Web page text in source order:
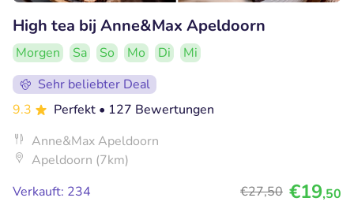
High tea bij Anne&Max Apeldoorn
Morgen Sa So Mo Di
Mi
Sehr beliebter Deal
9.3
Perfekt • 127 Bewertungen
Anne&Max Apeldoorn
Apeldoorn (7km)
Verkauft: 234
€27,50 €19,50